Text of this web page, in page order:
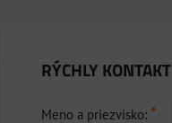
RÝCHLY KONTAKT
Meno a priezvisko: *